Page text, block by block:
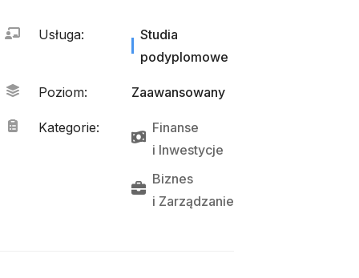
Usługa:
Studia
podyplomowe
Poziom: Zaawansowany
Kategorie:
Finanse
i Inwestycje
Biznes
i Zarządzanie